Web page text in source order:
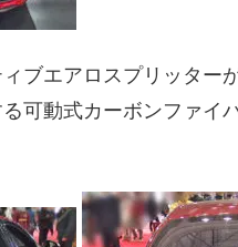
ブエアロスプリッター
可動式カーボンファイ